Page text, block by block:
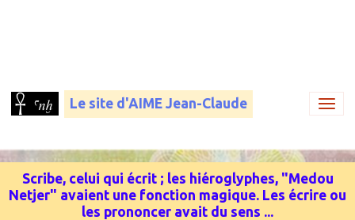
Le site d'AIME Jean-Claude
Scribe, celui qui écrit ; les hiéroglyphes, "Medou
Netjer" avaient une fonction magique. Les écrire ou
les prononcer avait du sens ...